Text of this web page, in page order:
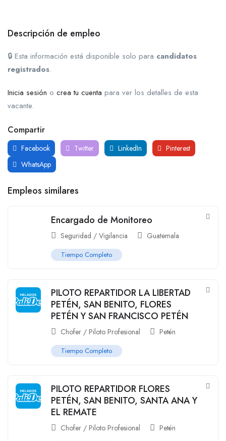
Descripción de empleo
🔒 Esta información está disponible solo para candidatos
registrados.
Inicia sesión o crea tu cuenta para ver los detalles de esta
vacante.
Compartir
Facebook Twitter LinkedIn
Pinterest
WhatsApp
Empleos similares
Encargado de Monitoreo
Seguridad / Vigilancia Guatemala
Tiempo Completo
PILOTO REPARTIDOR LA LIBERTAD
PETÉN, SAN BENITO, FLORES
PETÉN Y SAN FRANCISCO PETÉN
Chofer / Piloto Profesional Petén
Tiempo Completo
PILOTO REPARTIDOR FLORES
PETÉN, SAN BENITO, SANTA ANA Y
EL REMATE
Chofer / Piloto Profesional Petén